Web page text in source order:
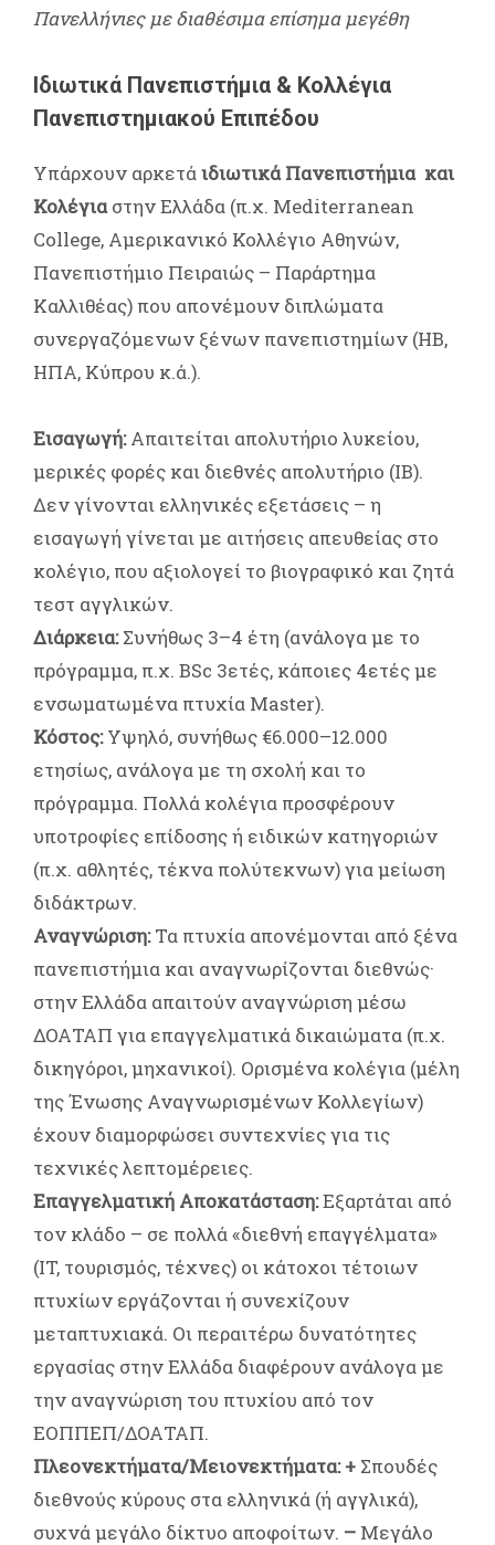
Πανελλήνιες με διαθέσιμα επίσημα μεγέθη
Ιδιωτικά Πανεπιστήμια & Κολλέγια
Πανεπιστημιακού Επιπέδου
Υπάρχουν αρκετάιδιωτικά Πανεπιστήμια και
Κολέγιαστην Ελλάδα (π.χ. Mediterranean
College, Αμερικανικό Κολλέγιο Αθηνών,
Πανεπιστήμιο Πειραιώς – Παράρτημα
Καλλιθέας) που απονέμουν διπλώματα
συνεργαζόμενων ξένων πανεπιστημίων (ΗΒ,
ΗΠΑ, Κύπρου κ.ά.).
Εισαγωγή:Απαιτείται απολυτήριο λυκείου,
μερικές φορές και διεθνές απολυτήριο (IB).
Δεν γίνονται ελληνικές εξετάσεις – η
εισαγωγή γίνεται με αιτήσεις απευθείας στο
κολέγιο, που αξιολογεί το βιογραφικό και ζητά
τεστ αγγλικών.
Διάρκεια:Συνήθως 3–4 έτη (ανάλογα με το
πρόγραμμα, π.χ. BSc 3ετές, κάποιες 4ετές με
ενσωματωμένα πτυχία Master).
Κόστος:Υψηλό, συνήθως €6.000–12.000
ετησίως, ανάλογα με τη σχολή και το
πρόγραμμα. Πολλά κολέγια προσφέρουν
υποτροφίες επίδοσης ή ειδικών κατηγοριών
(π.χ. αθλητές, τέκνα πολύτεκνων) για μείωση
διδάκτρων.
Αναγνώριση:Τα πτυχία απονέμονται από ξένα
πανεπιστήμια και αναγνωρίζονται διεθνώς·
στην Ελλάδα απαιτούν αναγνώριση μέσω
ΔΟΑΤΑΠ για επαγγελματικά δικαιώματα (π.χ.
δικηγόροι, μηχανικοί). Ορισμένα κολέγια (μέλη
της Ένωσης Αναγνωρισμένων Κολλεγίων)
έχουν διαμορφώσει συντεχνίες για τις
τεχνικές λεπτομέρειες.
Επαγγελματική Αποκατάσταση:Εξαρτάται από
τον κλάδο – σε πολλά «διεθνή επαγγέλματα»
(IT, τουρισμός, τέχνες) οι κάτοχοι τέτοιων
πτυχίων εργάζονται ή συνεχίζουν
μεταπτυχιακά. Οι περαιτέρω δυνατότητες
εργασίας στην Ελλάδα διαφέρουν ανάλογα με
την αναγνώριση του πτυχίου από τον
ΕΟΠΠΕΠ/ΔΟΑΤΑΠ.
Πλεονεκτήματα/Μειονεκτήματα: + Σπουδές
διεθνούς κύρους στα ελληνικά (ή αγγλικά),
συχνά μεγάλο δίκτυο αποφοίτων. – Μεγάλο